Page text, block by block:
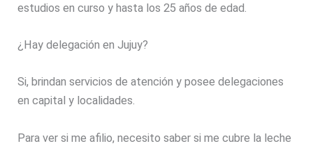
estudios en curso y hasta los 25 años de edad.
¿Hay delegación en Jujuy?
Si, brindan servicios de atención y posee delegaciones
en capital y localidades.
Para ver si me afilio, necesito saber si me cubre la leche